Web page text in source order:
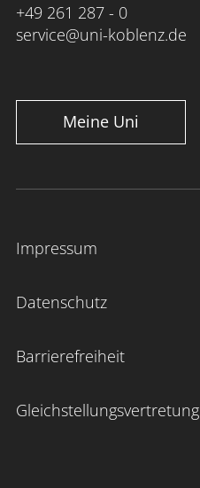
+49 261 287 - 0
service@uni-koblenz.de
Meine Uni
Impressum
Datenschutz
Barrierefreiheit
Gleichstellungsvertretung